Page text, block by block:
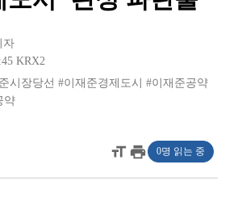
자
KRX2
시장당선 #이재준경제도시
#이재준공약
약
format_sizeprint 0명 읽는 중